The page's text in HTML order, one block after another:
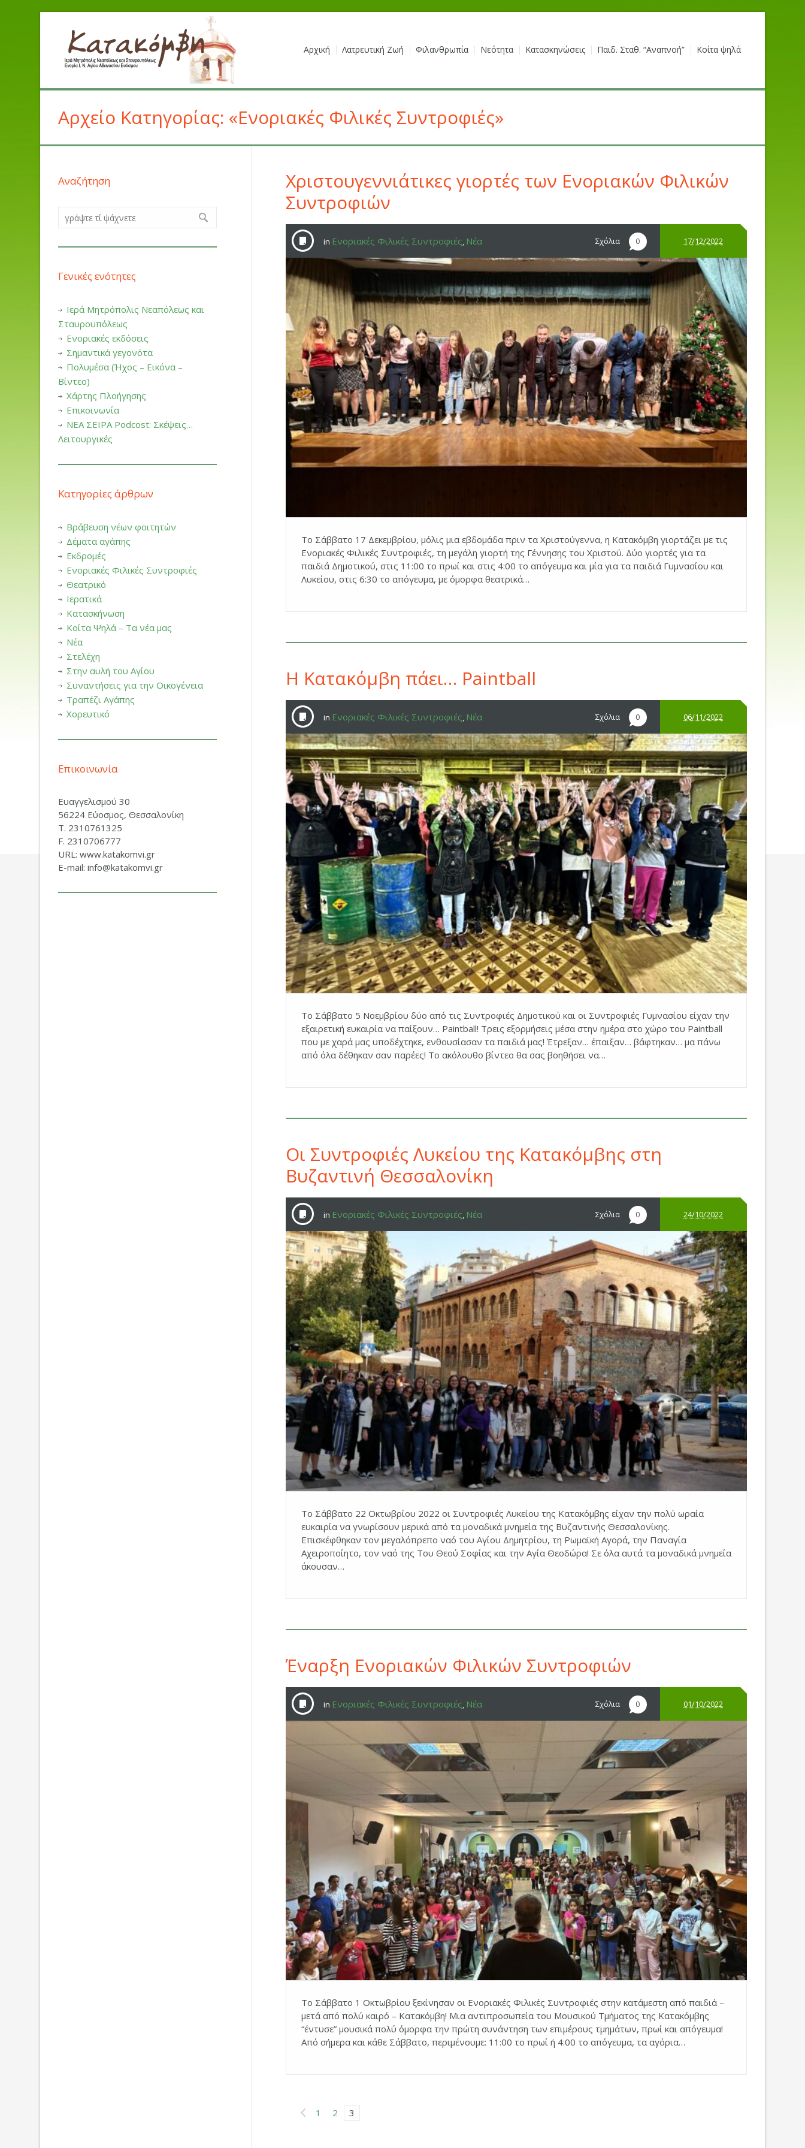
Αρχική Λατρευτική Ζωή Φιλανθρωπία Νεότητα Κατασκηνώσεις Παιδ. Σταθ. “Αναπνοή” Κοίτα ψηλά
Αρχείο Κατηγορίας: «Ενοριακές Φιλικές Συντροφιές»
Χριστουγεννιάτικες γιορτές των Ενοριακών Φιλικών
Συντροφιών
Σχόλια 0
in Ενοριακές Φιλικές Συντροφιές, Νέα 17/12/2022
Το Σάββατο 17 Δεκεμβρίου, μόλις μια εβδομάδα πριν τα Χριστούγεννα, η Κατακόμβη γιορτάζει με τις
Ενοριακές Φιλικές Συντροφιές, τη μεγάλη γιορτή της Γέννησης του Χριστού. Δύο γιορτές για τα
παιδιά Δημοτικού, στις 11:00 το πρωί και στις 4:00 το απόγευμα και μία για τα παιδιά Γυμνασίου και
Λυκείου, στις 6:30 το απόγευμα, με όμορφα θεατρικά…
Η Κατακόμβη πάει… Paintball
Σχόλια 0
in Ενοριακές Φιλικές Συντροφιές, Νέα 06/11/2022
Το Σάββατο 5 Νοεμβρίου δύο από τις Συντροφιές Δημοτικού και οι Συντροφιές Γυμνασίου είχαν την
εξαιρετική ευκαιρία να παίξουν… Paintball! Τρεις εξορμήσεις μέσα στην ημέρα στο χώρο του Paintball
που με χαρά μας υποδέχτηκε, ενθουσίασαν τα παιδιά μας! Έτρεξαν… έπαιξαν… βάφτηκαν… μα πάνω
από όλα δέθηκαν σαν παρέες! Το ακόλουθο βίντεο θα σας βοηθήσει να…
Οι Συντροφιές Λυκείου της Κατακόμβης στη
Βυζαντινή Θεσσαλονίκη
Σχόλια 0
in Ενοριακές Φιλικές Συντροφιές, Νέα 24/10/2022
Το Σάββατο 22 Οκτωβρίου 2022 οι Συντροφιές Λυκείου της Κατακόμβης είχαν την πολύ ωραία
ευκαιρία να γνωρίσουν μερικά από τα μοναδικά μνημεία της Βυζαντινής Θεσσαλονίκης.
Επισκέφθηκαν τον μεγαλόπρεπο ναό του Αγίου Δημητρίου, τη Ρωμαϊκή Αγορά, την Παναγία
Αχειροποίητο, τον ναό της Του Θεού Σοφίας και την Αγία Θεοδώρα! Σε όλα αυτά τα μοναδικά μνημεία
άκουσαν…
Έναρξη Ενοριακών Φιλικών Συντροφιών
Σχόλια 0
in Ενοριακές Φιλικές Συντροφιές, Νέα 01/10/2022
Το Σάββατο 1 Οκτωβρίου ξεκίνησαν οι Ενοριακές Φιλικές Συντροφιές στην κατάμεστη από παιδιά –
μετά από πολύ καιρό – Κατακόμβη! Μια αντιπροσωπεία του Μουσικού Τμήματος της Κατακόμβης
“έντυσε” μουσικά πολύ όμορφα την πρώτη συνάντηση των επιμέρους τμημάτων, πρωί και απόγευμα!
Από σήμερα και κάθε Σάββατο, περιμένουμε: 11:00 το πρωί ή 4:00 το απόγευμα, τα αγόρια…
1 2 3
Αναζήτηση
Γενικές ενότητες
Ιερά Μητρόπολις Νεαπόλεως και
Σταυρουπόλεως
Ενοριακές εκδόσεις
Σημαντικά γεγονότα
Πολυμέσα (Ήχος – Εικόνα –
Βίντεο)
Χάρτης Πλοήγησης
Επικοινωνία
ΝΕΑ ΣΕΙΡΑ Podcost: Σκέψεις…
Λειτουργικές
Κατηγορίες άρθρων
Βράβευση νέων φοιτητών
Δέματα αγάπης
Εκδρομές
Ενοριακές Φιλικές Συντροφιές
Θεατρικό
Ιερατικά
Κατασκήνωση
Κοίτα Ψηλά – Τα νέα μας
Νέα
Στελέχη
Στην αυλή του Αγίου
Συναντήσεις για την Οικογένεια
Τραπέζι Αγάπης
Χορευτικό
Επικοινωνία
Ευαγγελισμού 30
56224 Εύοσμος, Θεσσαλονίκη
Τ. 2310761325
F. 2310706777
URL: www.katakomvi.gr
E-mail: info@katakomvi.gr